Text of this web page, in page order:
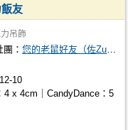
友
吊飾
團：您的老鼠好友（佐Zuo）
10
4 x 4cm｜CandyDance：5